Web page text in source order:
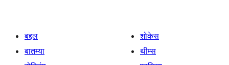
बद्दल
बातम्या
शोकेस
थीम्स